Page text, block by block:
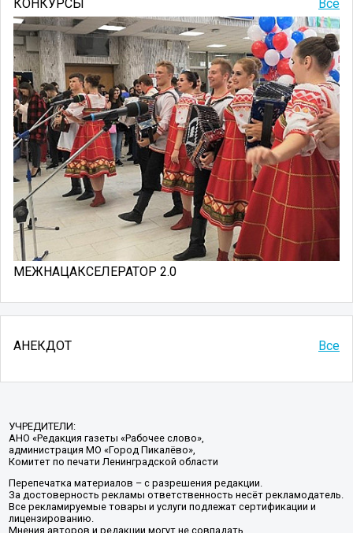
Все
КОНКУРСЫ
МЕЖНАЦАКСЕЛЕРАТОР 2.0
АНЕКДОТ Все
УЧРЕДИТЕЛИ:
АНО «Редакция газеты «Рабочее слово»,
администрация МО «Город Пикалёво»,
Комитет по печати Ленинградской области
Перепечатка материалов – с разрешения редакции.
За достоверность рекламы ответственность несёт рекламодатель.
Все рекламируемые товары и услуги подлежат сертификации и
лицензированию.
Мнения авторов и редакции могут не совпадать.